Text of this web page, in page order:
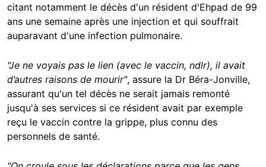
citant notamment le décès d'un résident d'Ehpad de 99
ans une semaine après une injection et qui souffrait
auparavant d'une infection pulmonaire.
"Je ne voyais pas le lien (avec le vaccin, ndlr), il avait
d’autres raisons de mourir", assure la Dr Béra-Jonville,
assurant qu'un tel décès ne serait jamais remonté
jusqu'à ses services si ce résident avait par exemple
reçu le vaccin contre la grippe, plus connu des
personnels de santé.